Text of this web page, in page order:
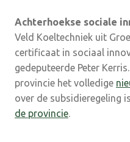
Achterhoekse sociale
Veld Koeltechniek uit
certificaat in sociaal
gedeputeerde Peter
provincie het volledige
over de subsidieregeling
de provincie.